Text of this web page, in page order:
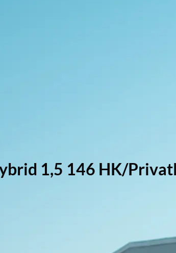
1,5 146 HK/